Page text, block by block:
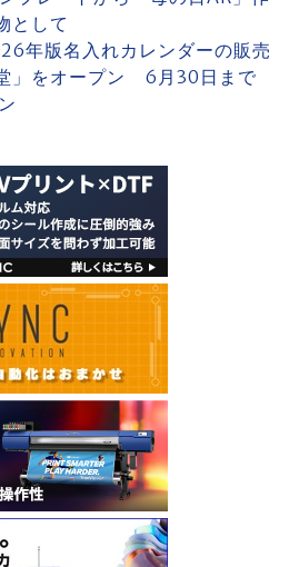
として
年版名入れカレンダーの販売
」をオープン 6月30日まで